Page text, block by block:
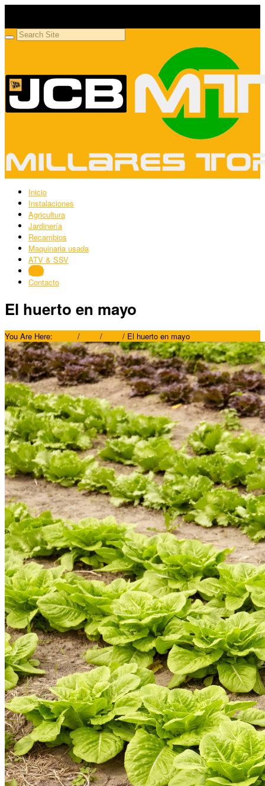
Inicio
Instalaciones
Agricultura
Jardinería
Recambios
Maquinaria usada
ATV & SSV
Blog
Contacto
El huerto en mayo
You Are Here: / / / El huerto en mayo